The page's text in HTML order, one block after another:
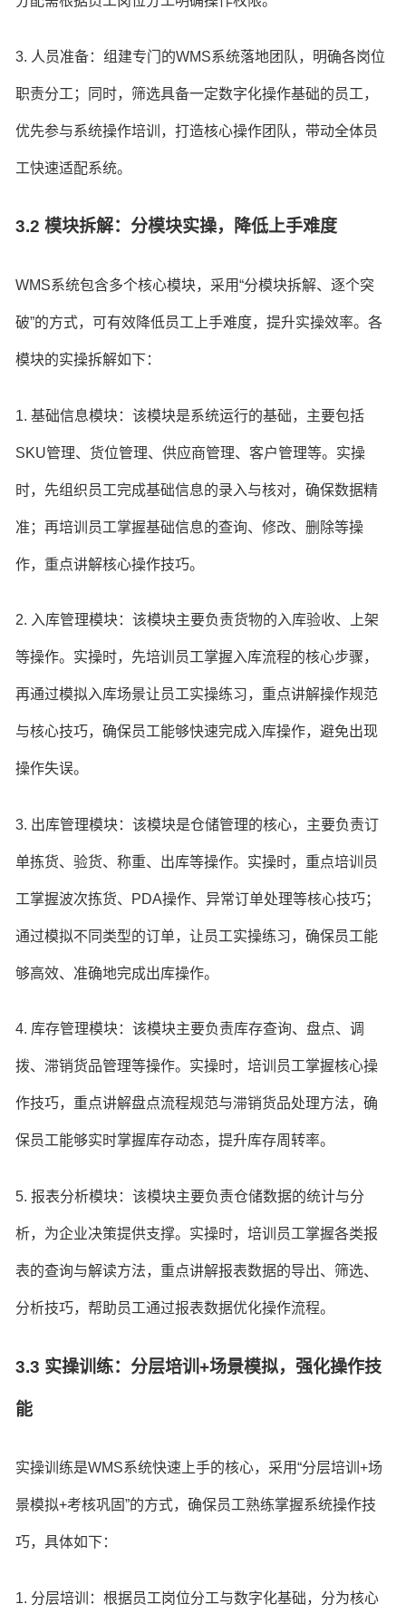
3. 人员准备：组建专门的WMS系统落地团队，明确各岗位
职责分工；同时，筛选具备一定数字化操作基础的员工，
优先参与系统操作培训，打造核心操作团队，带动全体员
工快速适配系统。
3.2 模块拆解：分模块实操，降低上手难度
WMS系统包含多个核心模块，采用“分模块拆解、逐个突
破”的方式，可有效降低员工上手难度，提升实操效率。各
模块的实操拆解如下：
1. 基础信息模块：该模块是系统运行的基础，主要包括
SKU管理、货位管理、供应商管理、客户管理等。实操
时，先组织员工完成基础信息的录入与核对，确保数据精
准；再培训员工掌握基础信息的查询、修改、删除等操
作，重点讲解核心操作技巧。
2. 入库管理模块：该模块主要负责货物的入库验收、上架
等操作。实操时，先培训员工掌握入库流程的核心步骤，
再通过模拟入库场景让员工实操练习，重点讲解操作规范
与核心技巧，确保员工能够快速完成入库操作，避免出现
操作失误。
3. 出库管理模块：该模块是仓储管理的核心，主要负责订
单拣货、验货、称重、出库等操作。实操时，重点培训员
工掌握波次拣货、PDA操作、异常订单处理等核心技巧；
通过模拟不同类型的订单，让员工实操练习，确保员工能
够高效、准确地完成出库操作。
4. 库存管理模块：该模块主要负责库存查询、盘点、调
拨、滞销货品管理等操作。实操时，培训员工掌握核心操
作技巧，重点讲解盘点流程规范与滞销货品处理方法，确
保员工能够实时掌握库存动态，提升库存周转率。
5. 报表分析模块：该模块主要负责仓储数据的统计与分
析，为企业决策提供支撑。实操时，培训员工掌握各类报
表的查询与解读方法，重点讲解报表数据的导出、筛选、
分析技巧，帮助员工通过报表数据优化操作流程。
3.3 实操训练：分层培训+场景模拟，强化操作技
能
实操训练是WMS系统快速上手的核心，采用“分层培训+场
景模拟+考核巩固”的方式，确保员工熟练掌握系统操作技
巧，具体如下：
1. 分层培训：根据员工岗位分工与数字化基础，分为核心